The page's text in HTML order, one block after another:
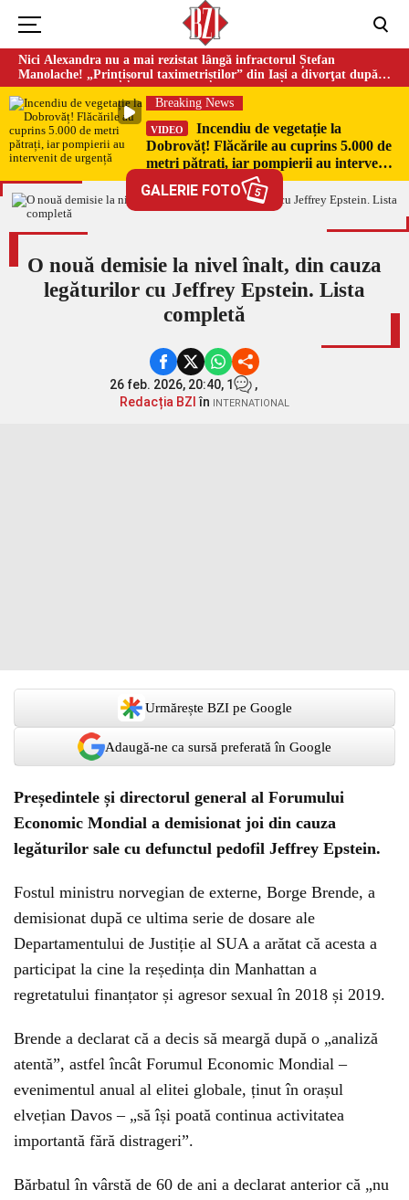
Nici Alexandra nu a mai rezistat lângă infractorul Ștefan
Manolache! „Prințișorul taximetriștilor” din Iași a divorţat după
doi ani de căsnicie
Breaking News
VIDEO
Incendiu de vegetație la
Dobrovăț! Flăcările au cuprins 5.000 de
metri pătrați, iar pompierii au intervenit
GALERIE FOTO 5
O nouă demisie la nivel înalt, din cauza
legăturilor cu Jeffrey Epstein. Lista
completă
26 feb. 2026, 20:40, 1
,
Redacția BZI în INTERNATIONAL
Urmărește BZI pe Google
Adaugă-ne ca sursă preferată în Google
Președintele și directorul general al Forumului
Economic Mondial a demisionat joi din cauza
legăturilor sale cu defunctul pedofil Jeffrey Epstein.
Fostul ministru norvegian de externe, Borge Brende, a
demisionat după ce ultima serie de dosare ale
Departamentului de Justiție al SUA a arătat că acesta a
participat la cine la reședința din Manhattan a
regretatului finanțator și agresor sexual în 2018 și 2019.
Brende a declarat că a decis să meargă după o „analiză
atentă”, astfel încât Forumul Economic Mondial –
evenimentul anual al elitei globale, ținut în orașul
elvețian Davos – „să își poată continua activitatea
importantă fără distrageri”.
Bărbatul în vârstă de 60 de ani a declarat anterior că „nu